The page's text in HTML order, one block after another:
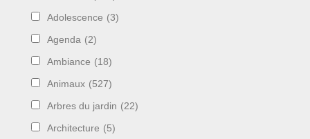
Adolescence (3)
Agenda (2)
Ambiance (18)
Animaux (527)
Arbres du jardin (22)
Architecture (5)